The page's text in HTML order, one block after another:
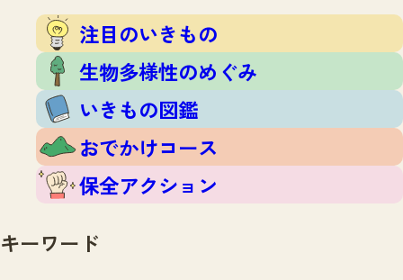
おでかけコース
保全アクション
調査レポートTOP
調査結果
ふくおかいきものマップ
マッチング
マッチングTOP
掲載申し込みフォーム
お問合せ
注目のいきもの
生物多様性のめぐみ
いきもの図鑑
おでかけコース
保全アクション
キーワード